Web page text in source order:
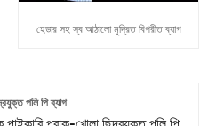
হেডার সহ স্ব আঠালো মুদ্রিত বিপরীত ব্যাগ
পলি পি ব্যাগ